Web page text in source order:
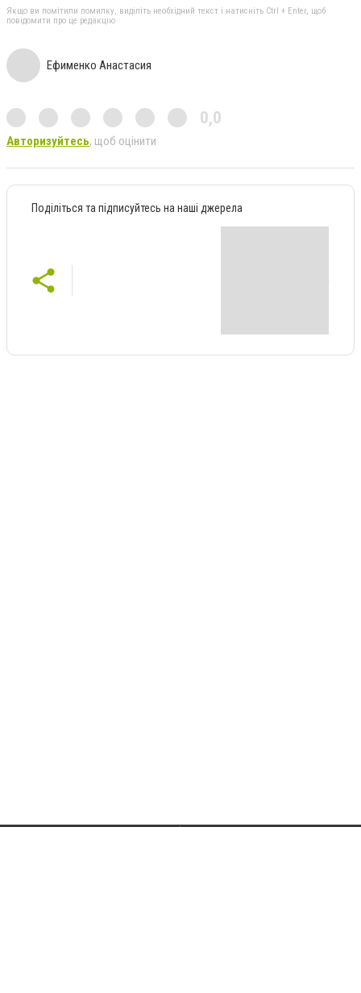
Якщо ви помітили помилку, виділіть необхідний текст і натисніть Ctrl + Enter, щоб
повідомити про це редакцію
Ефименко Анастасия
0,0
Авторизуйтесь, щоб оцінити
Поділіться та підписуйтесь на наші джерела